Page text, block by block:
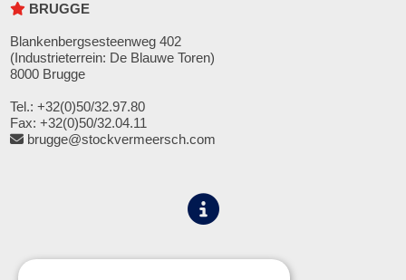
BRUGGE
Blankenbergsesteenweg 402
(Industrieterrein: De Blauwe Toren)
8000 Brugge
Tel.: +32(0)50/32.97.80
Fax: +32(0)50/32.04.11
brugge@stockvermeersch.com